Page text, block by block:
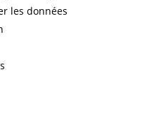
les données